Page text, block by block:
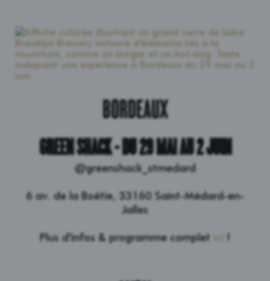
BORDEAUX
GREEN SHACK - DU 29 MAI AU 2 JUIN
@greenshack_stmedard
6 av. de la Boétie, 33160 Saint-Médard-en-
Jalles
Plus d'infos & programme complet ici !